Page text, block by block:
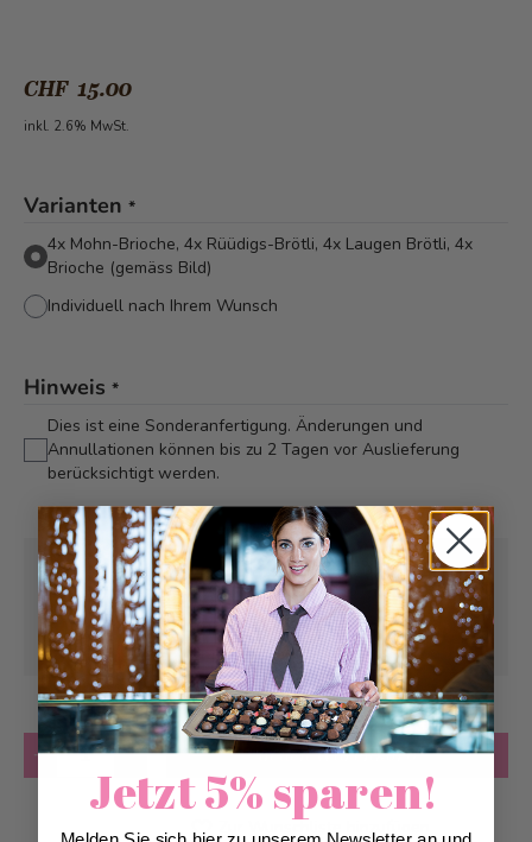
CHF 15.00
inkl. 2.6% MwSt.
Varianten *
4x Mohn-Brioche, 4x Rüüdigs-Brötli, 4x Laugen Brötli, 4x
Brioche (gemäss Bild)
Individuell nach Ihrem Wunsch
Hinweis *
Dies ist eine Sonderanfertigung. Änderungen und
Annullationen können bis zu 2 Tagen vor Auslieferung
berücksichtigt werden.
Abholung abSamstag, 08.08.2026
Kann frühstens abSamstag, 08.08.2026
geliefert werden
Anzahl in den Warenkorb
Zur Wunschliste hinzufügen
Jetzt 5% sparen!